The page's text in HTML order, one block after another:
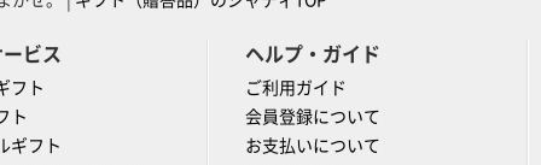
ビス
フト
ト
ギフト
ヘルプ・ガイド
ご利用ガイド
会員登録について
お支払いについて